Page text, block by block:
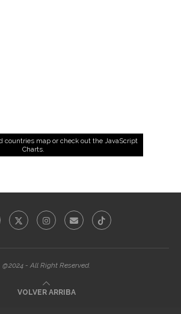
countries mapor check out the JavaScript
Charts.
@2024 - All Right Reserved.
VOLVER ARRIBA